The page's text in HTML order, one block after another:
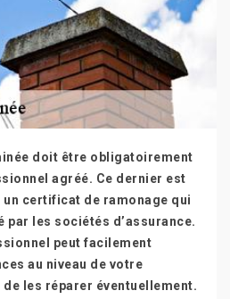
doit être obligatoirement
agréé. Ce dernier est
certificat de ramonage qui
par les sociétés d’assurance.
peut facilement
au niveau de votre
de les réparer éventuellement.